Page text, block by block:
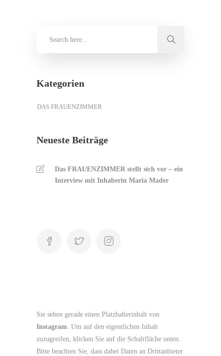
Kategorien
DAS FRAUENZIMMER
Neueste Beiträge
Das FRAUENZIMMER stellt sich vor – ein
Interview mit Inhaberin Maria Mader
Sie sehen gerade einen Platzhalterinhalt von
Instagram . Um auf den eigentlichen Inhalt
zuzugreifen, klicken Sie auf die Schaltfläche unten.
Bitte beachten Sie, dass dabei Daten an Drittanbieter